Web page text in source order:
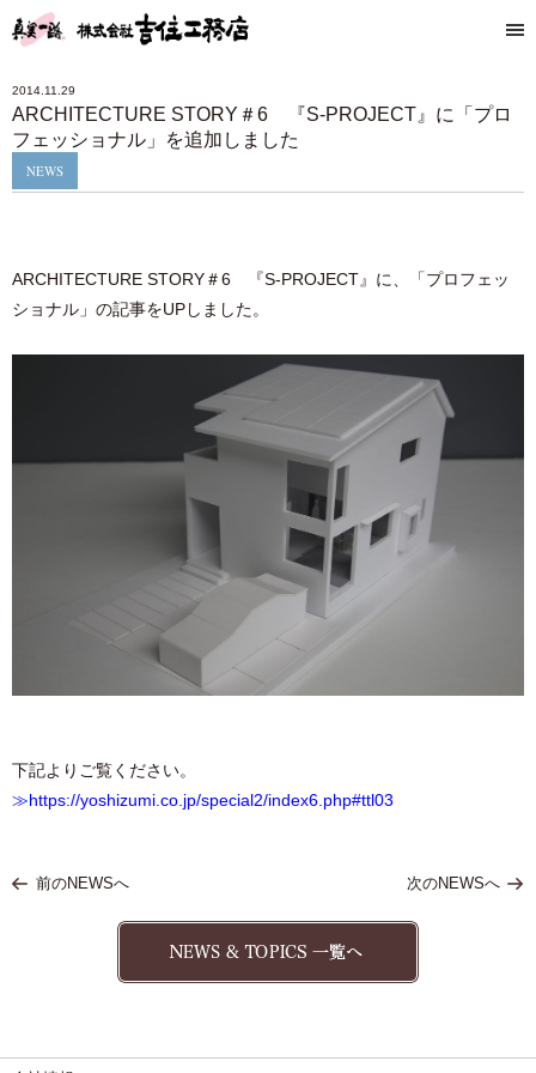
2014.11.29
ARCHITECTURE STORY＃6 『S-PROJECT』に「プロ
フェッショナル」を追加しました
NEWS
ARCHITECTURE STORY＃6 『S-PROJECT』に、「プロフェッ
ショナル」の記事をUPしました。
下記よりご覧ください。
≫https://yoshizumi.co.jp/special2/index6.php#ttl03
前のNEWSへ 次のNEWSへ